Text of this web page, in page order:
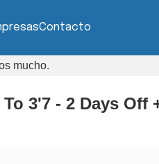
Contacto
mucho.
3'7 - 2 Days Off